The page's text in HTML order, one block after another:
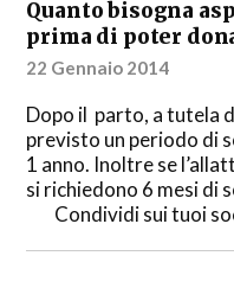
Quanto bisogna
prima di poter
22 Gennaio 2014
Dopo il parto, a tutela
previsto un periodo di
1 anno. Inoltre se
si richiedono 6 mesi di
Condividi sui tuoi